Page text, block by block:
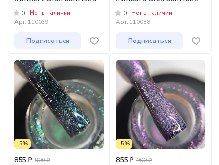
15мл
0
Нет в наличии
Арт. 110039
Подписаться
15мл
0
Нет в наличии
Арт. 110038
Подписаться
-5%
855 ₽ 900 ₽
-5%
855 ₽ 900 ₽